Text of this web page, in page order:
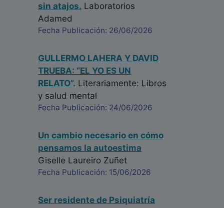
sin atajos. Laboratorios
Adamed
Fecha Publicación: 26/06/2026
GULLERMO LAHERA Y DAVID
TRUEBA: “EL YO ES UN
RELATO”. Literariamente: Libros
y salud mental
Fecha Publicación: 24/06/2026
Un cambio necesario en cómo
pensamos la autoestima
Giselle Laureiro Zuñet
Fecha Publicación: 15/06/2026
Ser residente de Psiquiatría